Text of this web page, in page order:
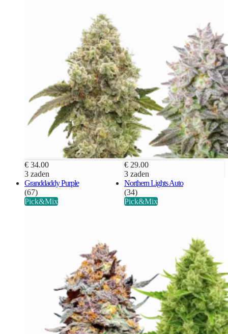
€ 34.00
3 zaden
€ 29.00
3 zaden
Granddaddy Purple
(67)
Pick&Mix
Northern Lights Auto
(34)
Pick&Mix